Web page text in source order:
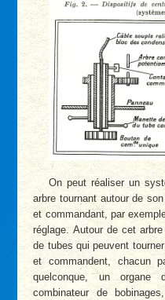
On peut réaliser un
arbre tournant autour de
et commandant, par
réglage. Autour de cet
de tubes qui peuvent
et commandent, chacun
quelconque, un organe
combinateur de